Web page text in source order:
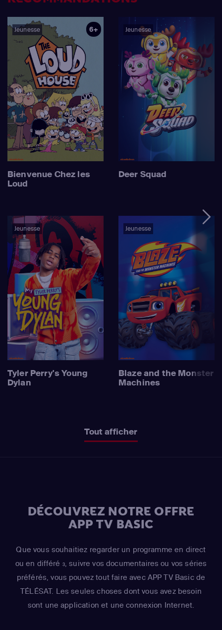
Jeunesse 6+
Bienvenue Chez les
Loud
Jeunesse
Deer Squad
Jeunesse
Tyler Perry's Young
Dylan
Jeunesse
Blaze and the Monster
Machines
Tout afficher
DÉCOUVREZ NOTRE OFFRE
APP TV BASIC
Que vous souhaitiez regarder un programme en direct
ou en différé 3, suivre vos documentaires ou vos séries
préférés, vous pouvez tout faire avec APP TV Basic de
TÉLÉSAT. Les seules choses dont vous avez besoin
sont une application et une connexion Internet.